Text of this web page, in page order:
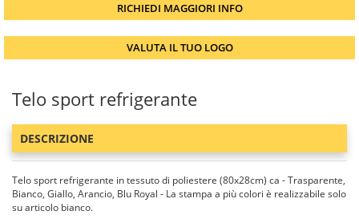
RICHIEDI MAGGIORI INFO
VALUTA IL TUO LOGO
Telo sport refrigerante
DESCRIZIONE
Telo sport refrigerante in tessuto di poliestere (80x28cm) ca - Trasparente,
Bianco, Giallo, Arancio, Blu Royal - La stampa a più colori è realizzabile solo
su articolo bianco.